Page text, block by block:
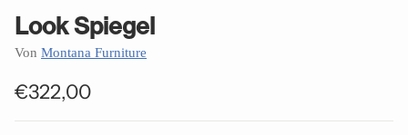
Look Spiegel
Von Montana Furniture
Normaler
€322,00